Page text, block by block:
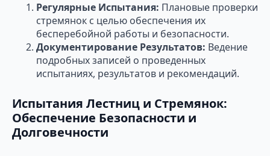
Регулярные Испытания: Плановые проверки
стремянок с целью обеспечения их
бесперебойной работы и безопасности.
Документирование Результатов: Ведение
подробных записей о проведенных
испытаниях, результатов и рекомендаций.
Испытания Лестниц и Стремянок:
Обеспечение Безопасности и
Долговечности